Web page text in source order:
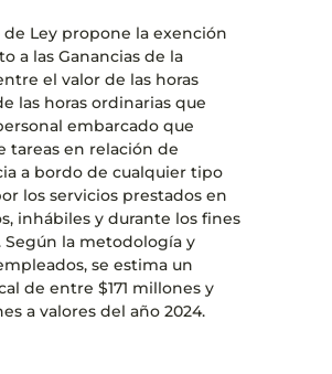
de Ley propone la exención
a las Ganancias de la
el valor de las horas
las horas ordinarias que
embarcado que
tareas en relación de
a bordo de cualquier tipo
los servicios prestados en
inhábiles y durante los fines
Según la metodología y
se estima un
de entre $171 millones y
a valores del año 2024.